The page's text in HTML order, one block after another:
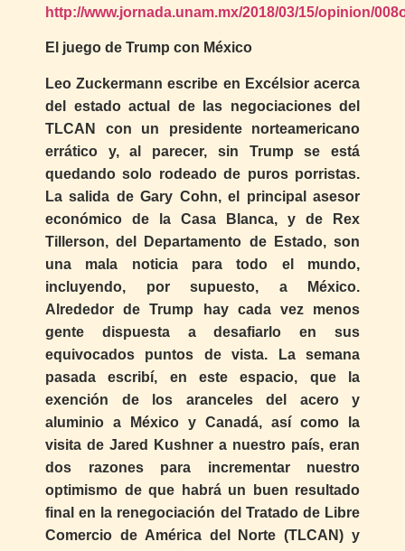
http://www.jornada.unam.mx/2018/03/15/opinion/
El juego de Trump con México
Leo Zuckermann escribe en Excélsior acerca
del estado actual de las negociaciones del
TLCAN con un presidente norteamericano
errático y, al parecer, sin Trump se está
quedando solo rodeado de puros porristas.
La salida de Gary Cohn, el principal asesor
económico de la Casa Blanca, y de Rex
Tillerson, del Departamento de Estado, son
una mala noticia para todo el mundo,
incluyendo, por supuesto, a México.
Alrededor de Trump hay cada vez menos
gente dispuesta a desafiarlo en sus
equivocados puntos de vista. La semana
pasada escribí, en este espacio, que la
exención de los aranceles del acero y
aluminio a México y Canadá, así como la
visita de Jared Kushner a nuestro país, eran
dos razones para incrementar nuestro
optimismo de que habrá un buen resultado
final en la renegociación del Tratado de Libre
Comercio de América del Norte (TLCAN) y